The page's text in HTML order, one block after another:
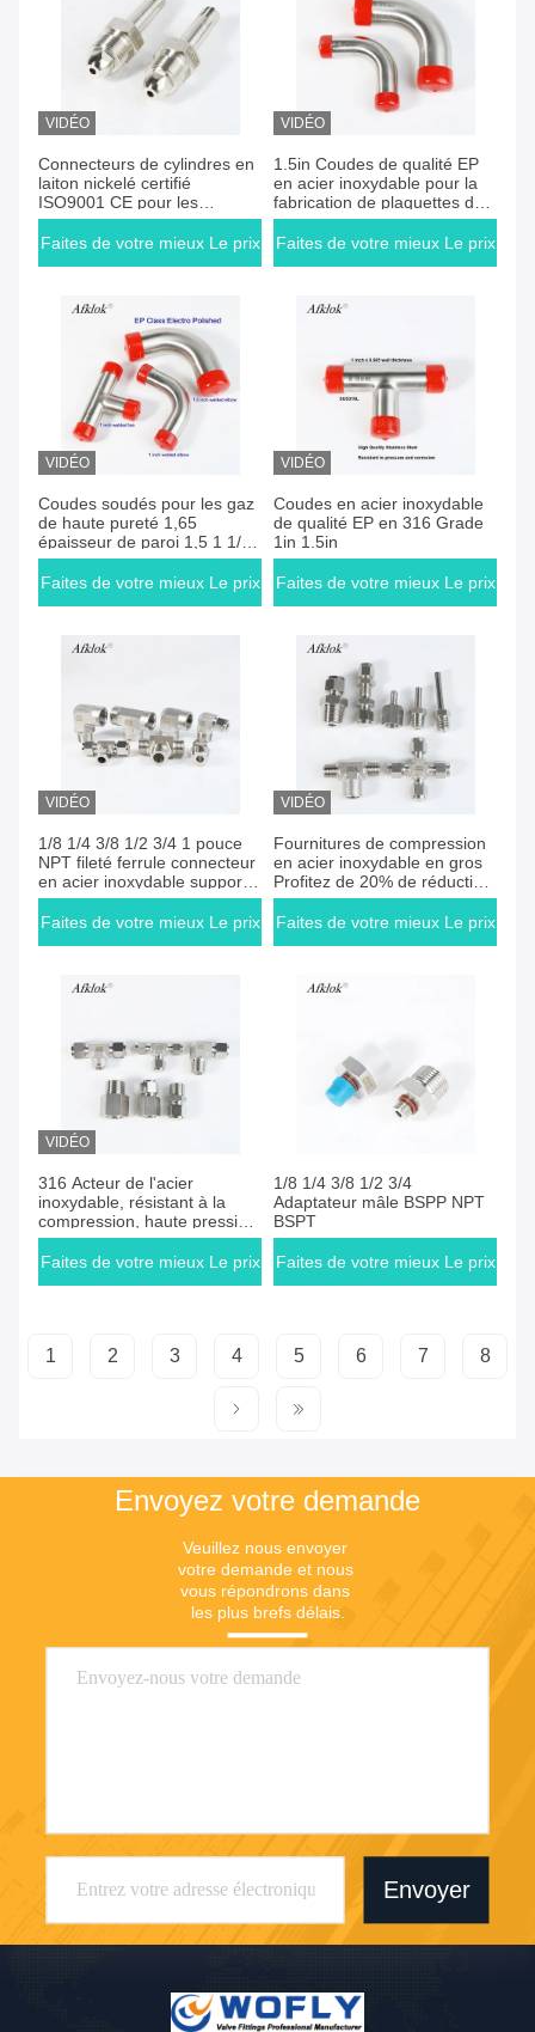
VIDÉO
Connecteurs de cylindres en
laiton nickelé certifié
ISO9001 CE pour les
applications dans le milieu
gazeux
Faites de votre mieux Le prix
VIDÉO
1.5in Coudes de qualité EP
en acier inoxydable pour la
fabrication de plaquettes de
semi-conducteurs, systèmes
WFI biopharmaceutiques
Faites de votre mieux Le prix
VIDÉO
Coudes soudés pour les gaz
de haute pureté 1,65
épaisseur de paroi 1,5 1 1/4
EP
Faites de votre mieux Le prix
VIDÉO
Coudes en acier inoxydable
de qualité EP en 316 Grade
1in 1.5in
Faites de votre mieux Le prix
VIDÉO
1/8 1/4 3/8 1/2 3/4 1 pouce
NPT fileté ferrule connecteur
en acier inoxydable support
imperméable
personnalisation non
Faites de votre mieux Le prix
VIDÉO
Fournitures de compression
en acier inoxydable en gros
Profitez de 20% de réduction
pour plus de 1000 pièces
Faites de votre mieux Le prix
VIDÉO
316 Acteur de l'acier
inoxydable, résistant à la
compression, haute pression,
50 bar, résistant à la
corrosion, type ferrule, à
Faites de votre mieux Le prix
1/8 1/4 3/8 1/2 3/4
Adaptateur mâle BSPP NPT
BSPT
Faites de votre mieux Le prix
1 2 3 4 5 6 7 8
Envoyez votre demande
Veuillez nous envoyer
votre demande et nous
vous répondrons dans
les plus brefs délais.
Envoyer